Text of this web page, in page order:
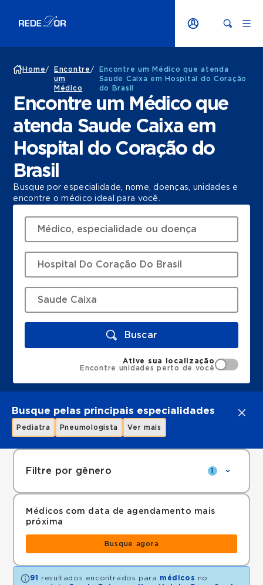
Home/
Encontre
um
Médico
/
Encontre um Médico que atenda
Saude Caixa em Hospital do Coração
do Brasil
Encontre um Médico que
atenda Saude Caixa em
Hospital do Coração do
Brasil
Busque por especialidade, nome, doenças, unidades e
encontre o médico ideal para você.
Buscar
Ative sua localização
Encontre unidades perto de você
Busque pelas principais especialidades
Pediatra Pneumologista Ver mais
Filtre por gênero 1
Médicos com data de agendamento mais
próxima
Busque agora
91 resultados encontrados para médicos no